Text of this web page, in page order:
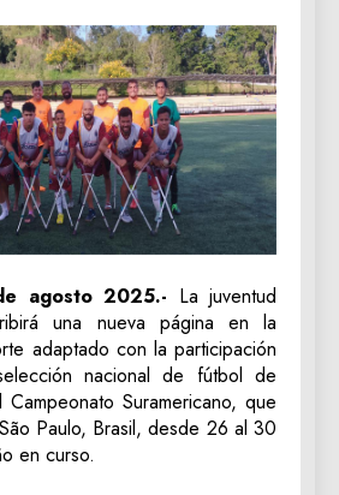
agosto 2025.- La juventud
una nueva página en la
adaptado con la participación
nacional de fútbol de
Suramericano, que
Paulo, Brasil, desde 26 al 30
en curso.